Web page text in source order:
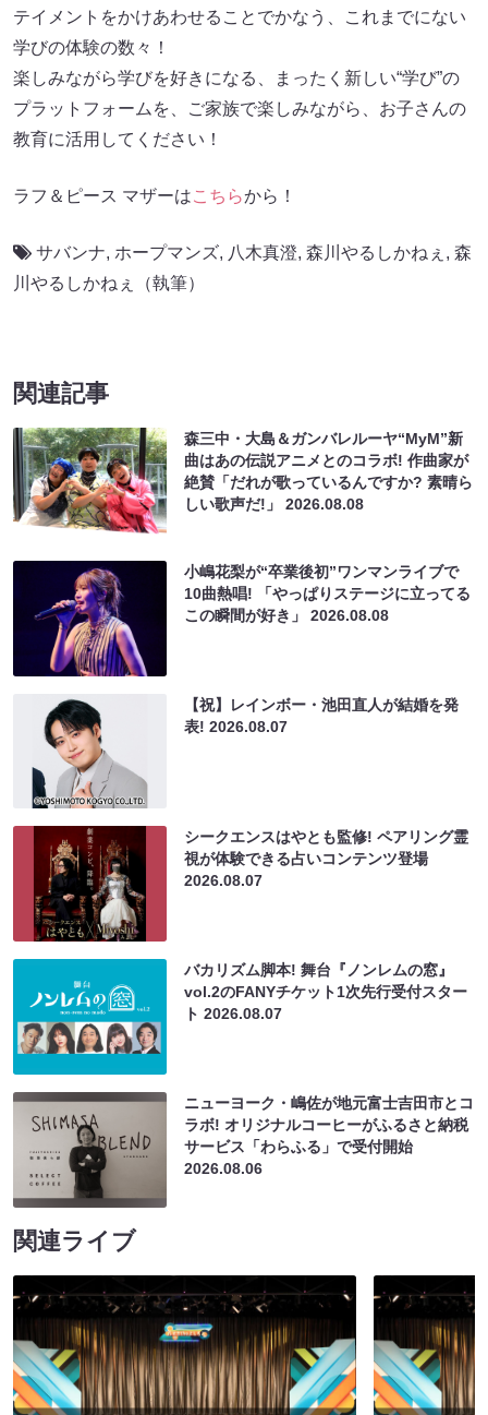
テイメントをかけあわせることでかなう、これまでにない
学びの体験の数々！
楽しみながら学びを好きになる、まったく新しい“学び”の
プラットフォームを、ご家族で楽しみながら、お子さんの
教育に活用してください！
ラフ＆ピース マザーはこちらから！
サバンナ, ホープマンズ, 八木真澄, 森川やるしかねぇ , 森
川やるしかねぇ（執筆）
関連記事
森三中・大島＆ガンバレルーヤ“MyM”新
曲はあの伝説アニメとのコラボ! 作曲家が
絶賛「だれが歌っているんですか? 素晴ら
しい歌声だ!」2026.08.08
小嶋花梨が“卒業後初”ワンマンライブで
10曲熱唱! 「やっぱりステージに立ってる
この瞬間が好き」2026.08.08
【祝】レインボー・池田直人が結婚を発
表!2026.08.07
シークエンスはやとも監修! ペアリング霊
視が体験できる占いコンテンツ登場
2026.08.07
バカリズム脚本! 舞台『ノンレムの窓』
vol.2のFANYチケット1次先行受付スター
ト2026.08.07
ニューヨーク・嶋佐が地元富士吉田市とコ
ラボ! オリジナルコーヒーがふるさと納税
サービス「わらふる」で受付開始
2026.08.06
関連ライブ